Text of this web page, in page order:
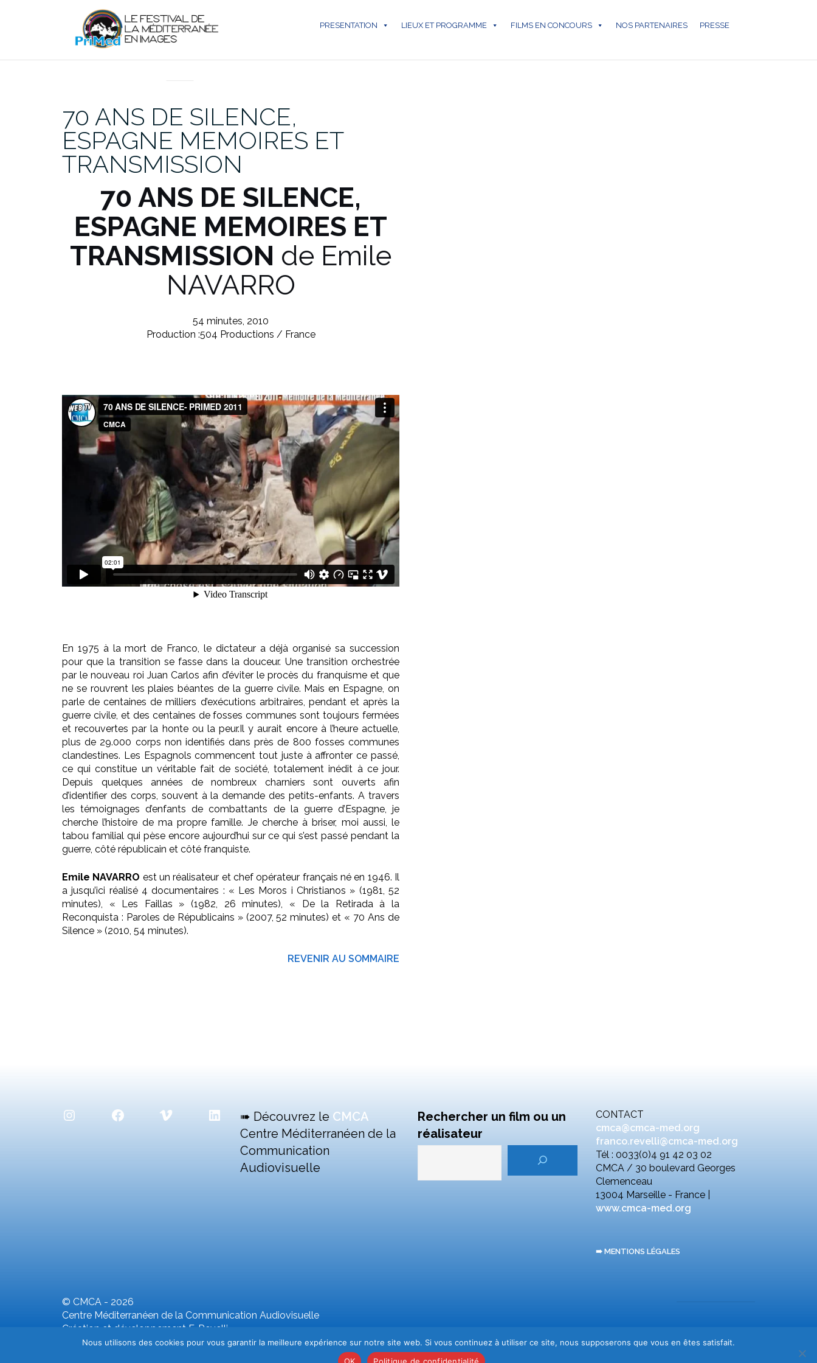
PRESENTATION LIEUX ET PROGRAMME FILMS EN CONCOURS NOS PARTENAIRES PRESSE
70 ANS DE SILENCE,
ESPAGNE MEMOIRES ET
TRANSMISSION
70 ANS DE SILENCE,
ESPAGNE MEMOIRES ET
TRANSMISSION de Emile
NAVARRO
54 minutes, 2010
Production :504 Productions / France
En 1975 à la mort de Franco, le dictateur a déjà organisé sa succession
pour que la transition se fasse dans la douceur. Une transition orchestrée
par le nouveau roi Juan Carlos afin d’éviter le procès du franquisme et que
ne se rouvrent les plaies béantes de la guerre civile. Mais en Espagne, on
parle de centaines de milliers d’exécutions arbitraires, pendant et après la
guerre civile, et des centaines de fosses communes sont toujours fermées
et recouvertes par la honte ou la peur.Il y aurait encore à l’heure actuelle,
plus de 29.000 corps non identifiés dans près de 800 fosses communes
clandestines. Les Espagnols commencent tout juste à affronter ce passé,
ce qui constitue un véritable fait de société, totalement inédit à ce jour.
Depuis quelques années de nombreux charniers sont ouverts afin
d’identifier des corps, souvent à la demande des petits-enfants. A travers
les témoignages d’enfants de combattants de la guerre d’Espagne, je
cherche l’histoire de ma propre famille. Je cherche à briser, moi aussi, le
tabou familial qui pèse encore aujourd’hui sur ce qui s’est passé pendant la
guerre, côté républicain et côté franquiste.
Emile NAVARRO est un réalisateur et chef opérateur français né en 1946. Il
a jusqu’ici réalisé 4 documentaires : « Les Moros i Christianos » (1981, 52
minutes), « Les Faillas » (1982, 26 minutes), « De la Retirada à la
Reconquista : Paroles de Républicains » (2007, 52 minutes) et « 70 Ans de
Silence » (2010, 54 minutes).
REVENIR AU SOMMAIRE
InstagramFacebookVimeo LinkedIn➠ Découvrez le CMCA
Centre Méditerranéen de la
Communication
Audiovisuelle
Rechercher un film ou un
réalisateur
CONTACT
cmca@cmca-med.org
franco.revelli@cmca-med.org
Tél : 0033(0)4 91 42 03 02
CMCA / 30 boulevard Georges
Clemenceau
13004 Marseille - France |
www.cmca-med.org
➠ MENTIONS LÉGALES
© CMCA - 2026
Centre Méditerranéen de la Communication Audiovisuelle
Création et développement F. Revelli
Nous utilisons des cookies pour vous garantir la meilleure expérience sur notre site web. Si vous continuez à utiliser ce site, nous supposerons que vous en êtes satisfait.
OK
Politique de confidentialité